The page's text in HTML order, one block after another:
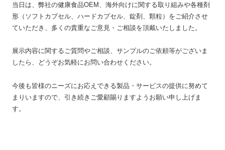
当日は、弊社の健康食品OEM、海外向けに関する取り組みや各種剤
形（ソフトカプセル、ハードカプセル、錠剤、顆粒）をご紹介させ
ていただき、多くの貴重なご意見・ご相談を頂戴いたしました。
展示内容に関するご質問やご相談、サンプルのご依頼等がございま
したら、どうぞお気軽にお問い合わせください。
今後も皆様のニーズにお応えできる製品・サービスの提供に努めて
まりいますので、引き続きご愛顧賜りますようお願い申し上げま
す。